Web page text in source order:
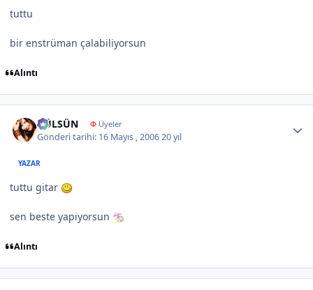
tuttu
bir enstrüman çalabiliyorsun
Alıntı
GÜLSÜN ΦÜyeler
Gönderi tarihi: 16 Mayıs , 200620 yıl
YAZAR
tuttu gitar
sen beste yapiyorsun
Alıntı